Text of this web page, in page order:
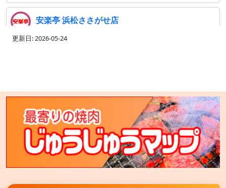
安楽亭 浜松ささがせ店
足柄上郡大井町上大井233−1
安楽亭 三郷店
三郷市上彦名106−1
安楽亭 相模原九沢橋店
更新日: 2026-05-24